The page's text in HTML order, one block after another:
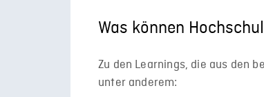
Was können
Zu den Learnings, die aus den
unter anderem: